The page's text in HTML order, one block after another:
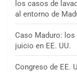
los casos de
al entorno de
Caso Maduro:
juicio en EE. UU.
Congreso de EE.